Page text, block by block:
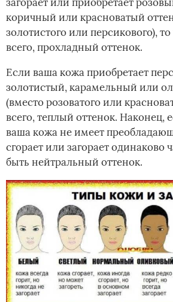
загорает или приобретает
коричный или красноватый
золотистого или персикового), то
всего, прохладный оттенок.
Если ваша кожа приобретает
золотистый, карамельный или
(вместо розоватого или
всего, теплый оттенок. Наконец,
ваша кожа не имеет
сгорает или загорает одинаково
быть нейтральный оттенок.